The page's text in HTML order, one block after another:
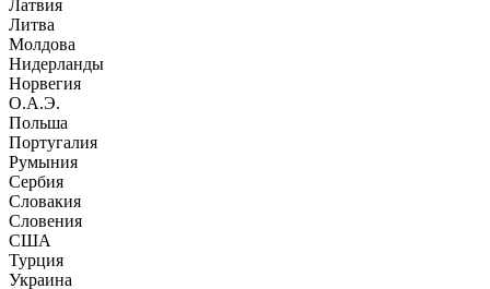
Латвия
Литва
Молдова
Нидерланды
Норвегия
О.А.Э.
Польша
Португалия
Румыния
Сербия
Словакия
Словения
США
Турция
Украина